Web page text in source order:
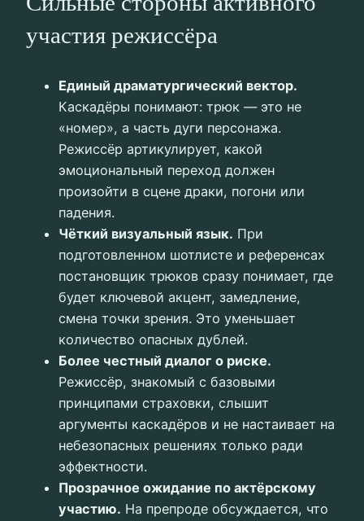
участия режиссёра
Единый драматургический вектор.
Каскадёры понимают: трюк — это не
«номер», а часть дуги персонажа.
Режиссёр артикулирует, какой
эмоциональный переход должен
произойти в сцене драки, погони или
падения.
Чёткий визуальный язык. При
подготовленном шотлисте и референсах
постановщик трюков сразу понимает, где
будет ключевой акцент, замедление,
смена точки зрения. Это уменьшает
количество опасных дублей.
Более честный диалог о риске.
Режиссёр, знакомый с базовыми
принципами страховки, слышит
аргументы каскадёров и не настаивает на
небезопасных решениях только ради
эффектности.
Прозрачное ожидание по актёрскому
участию. На препроде обсуждается, что